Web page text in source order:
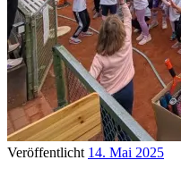
Veröffentlicht 14. Mai 2025